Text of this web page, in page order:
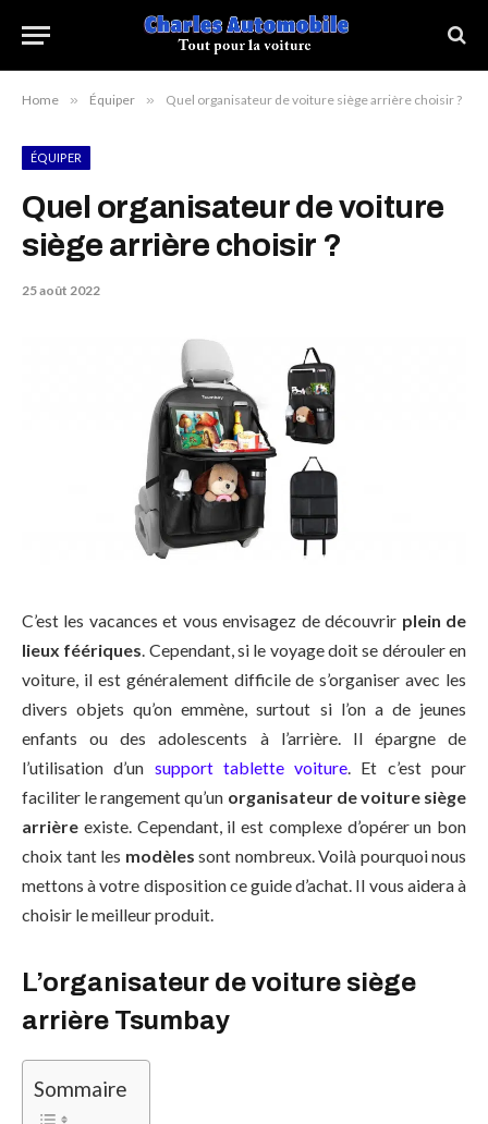
Home » Équiper » Quel organisateur de voiture siège arrière choisir ?
ÉQUIPER
Quel organisateur de voiture
siège arrière choisir ?
25 août 2022
C’est les vacances et vous envisagez de découvrir plein de
lieux féériques . Cependant, si le voyage doit se dérouler en
voiture, il est généralement difficile de s’organiser avec les
divers objets qu’on emmène, surtout si l’on a de jeunes
enfants ou des adolescents à l’arrière. Il épargne de
l’utilisation d’un support tablette voiture . Et c’est pour
faciliter le rangement qu’un organisateur de voiture siège
arrière existe. Cependant, il est complexe d’opérer un bon
choix tant les modèles sont nombreux. Voilà pourquoi nous
mettons à votre disposition ce guide d’achat. Il vous aidera à
choisir le meilleur produit.
L’organisateur de voiture siège
arrière Tsumbay
Sommaire